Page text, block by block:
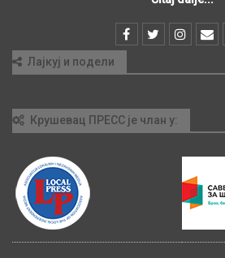
Лајкуј и подели
Крушевац ПРЕСС је члан у: